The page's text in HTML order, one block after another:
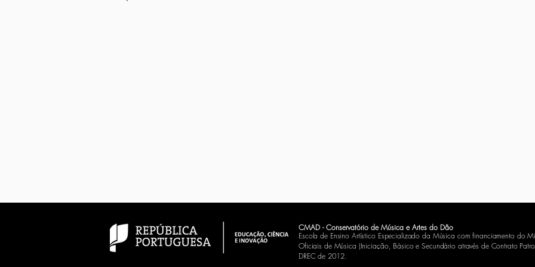
CMAD - Conservatório de Música e Artes do Dão
Escola de Ensino Artístico Especializado da Música com financiamento do
Oficiais de Música (Iniciação, Básico e Secundário através de Contrato
DREC de 2012.